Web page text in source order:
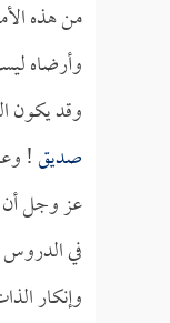
من هذه
وأرضاه
وقد يكون
صديق!
عز وجل أن
في الدروس
وإنكار